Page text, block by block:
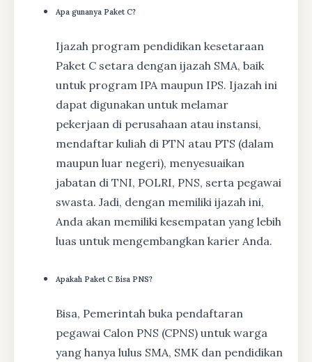
Apa gunanya Paket C?
Ijazah program pendidikan kesetaraan
Paket C setara dengan ijazah SMA, baik
untuk program IPA maupun IPS. Ijazah ini
dapat digunakan untuk melamar
pekerjaan di perusahaan atau instansi,
mendaftar kuliah di PTN atau PTS (dalam
maupun luar negeri), menyesuaikan
jabatan di TNI, POLRI, PNS, serta pegawai
swasta. Jadi, dengan memiliki ijazah ini,
Anda akan memiliki kesempatan yang lebih
luas untuk mengembangkan karier Anda.
Apakah Paket C Bisa PNS?
Bisa, Pemerintah buka pendaftaran
pegawai Calon PNS (CPNS) untuk warga
yang hanya lulus SMA, SMK dan pendidikan